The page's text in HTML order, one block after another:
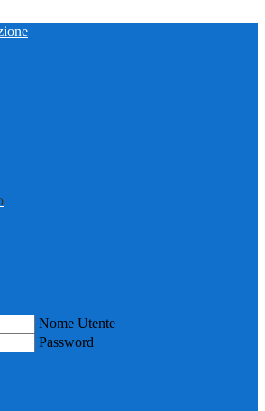
Nome Utente
Password